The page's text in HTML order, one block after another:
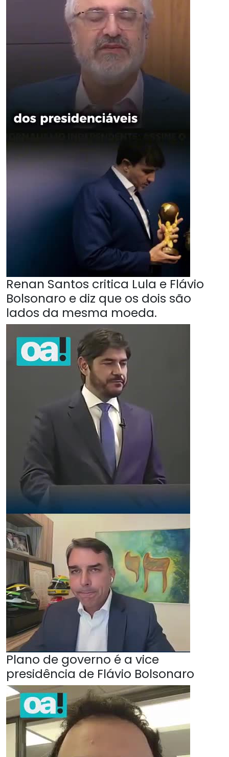
Renan Santos critica Lula e Flávio
Bolsonaro e diz que os dois são
lados da mesma moeda.
Plano de governo é a vice
presidência de Flávio Bolsonaro